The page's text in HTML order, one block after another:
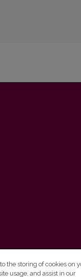
the storing of cookies on
usage, and assist in our